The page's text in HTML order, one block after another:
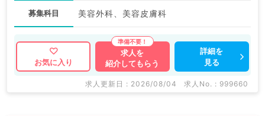
募集科目 美容外科、美容皮膚科
お気に入り
求人を
紹介してもらう
詳細を
見る
求人更新日 : 2026/08/04 求人No. : 999660